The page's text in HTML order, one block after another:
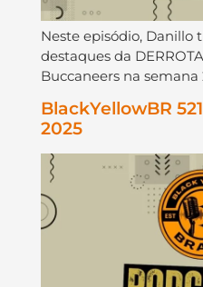
Neste episódio, Danillo
destaques da
Buccaneers na
BlackYellowBR
2025